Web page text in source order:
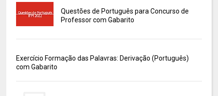
Questões de Português para Concurso de
Professor com Gabarito
Exercício Formação das Palavras: Derivação (Português)
com Gabarito